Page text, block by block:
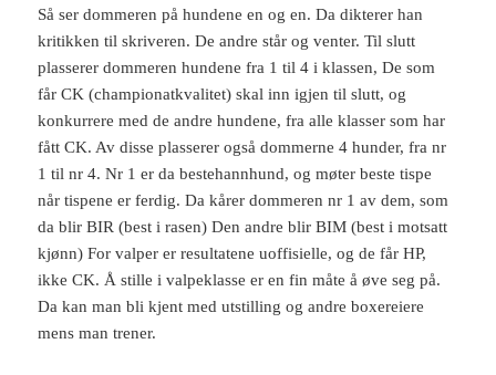
Så ser dommeren på hundene en og en. Da dikterer han
kritikken til skriveren. De andre står og venter. Til slutt
plasserer dommeren hundene fra 1 til 4 i klassen, De som
får CK (championatkvalitet) skal inn igjen til slutt, og
konkurrere med de andre hundene, fra alle klasser som har
fått CK. Av disse plasserer også dommerne 4 hunder, fra nr
1 til nr 4. Nr 1 er da bestehannhund, og møter beste tispe
når tispene er ferdig. Da kårer dommeren nr 1 av dem, som
da blir BIR (best i rasen) Den andre blir BIM (best i motsatt
kjønn) For valper er resultatene uoffisielle, og de får HP,
ikke CK. Å stille i valpeklasse er en fin måte å øve seg på.
Da kan man bli kjent med utstilling og andre boxereiere
mens man trener.